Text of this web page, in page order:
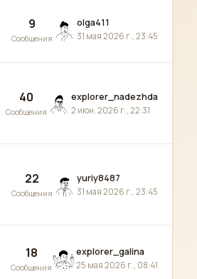
9
Сообщения
olga411
31 мая 2026 г., 23:45
40
Сообщения
explorer_nadezhda
2 июн. 2026 г., 22:31
22
Сообщения
yuriy8487
31 мая 2026 г., 23:45
18
Сообщения
explorer_galina
25 мая 2026 г., 08:41